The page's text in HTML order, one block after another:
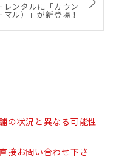
レンタルに「カウン
ル）」が新登場！
の状況と異なる可能性
接お問い合わせ下さ